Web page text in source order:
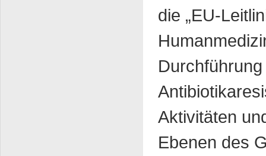
die „EU-
Aktivitäten
Ebenen des